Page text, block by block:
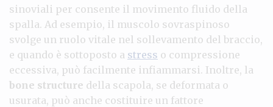
sinoviali per consente il movimento fluido della
spalla. Ad esempio, il muscolo sovraspinoso
svolge un ruolo vitale nel sollevamento del braccio,
e quando è sottoposto a stress o compressione
eccessiva, può facilmente infiammarsi. Inoltre, la
bone structure della scapola, se deformata o
usurata, può anche costituire un fattore